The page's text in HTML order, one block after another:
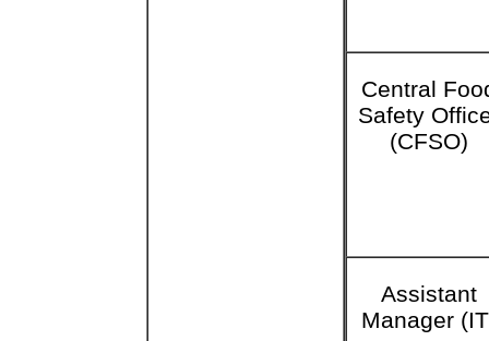
Central
Safety
(CFSO)
Assistant
Manager